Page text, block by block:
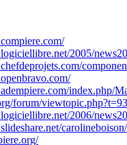
2005/
index.php/
forum/
2006/